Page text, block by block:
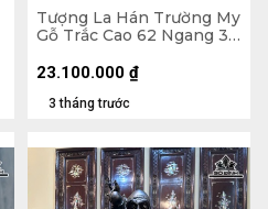
Tượng La Hán Trường My
Gỗ Trắc Cao 62 Ngang 38
3 tháng trước
23.100.000 ₫